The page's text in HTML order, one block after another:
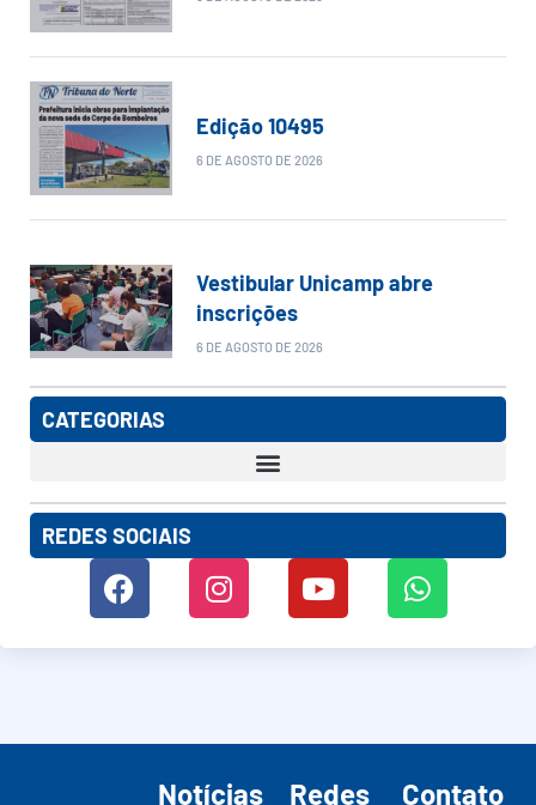
Edição 10495
6 DE AGOSTO DE 2026
Vestibular Unicamp abre
inscrições
6 DE AGOSTO DE 2026
CATEGORIAS
REDES SOCIAIS
Notícias
Redes
Contato